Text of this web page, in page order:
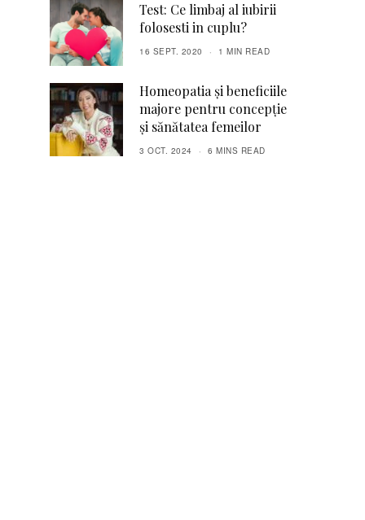
Test: Ce limbaj al iubirii
folosesti in cuplu?
16 SEPT. 2020 1 MIN READ
Homeopatia și beneficiile
majore pentru concepție
și sănătatea femeilor
3 OCT. 2024 6 MINS READ